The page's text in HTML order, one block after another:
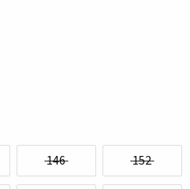
146 152